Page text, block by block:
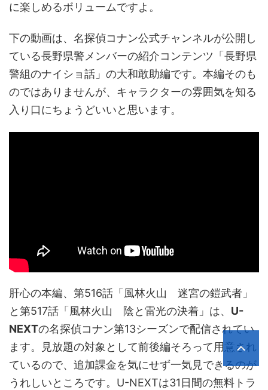
に楽しめるボリュームですよ。
下の動画は、名探偵コナン公式チャンネルが公開し
ている長野県警メンバーの紹介コンテンツ「長野県
警組のナイショ話」の大和敢助編です。本編そのも
のではありませんが、キャラクターの雰囲気を知る
入り口にちょうどいいと思います。
肝心の本編、第516話「風林火山 迷宮の鎧武者」
と第517話「風林火山 陰と雷光の決着」は、 U-
NEXTの名探偵コナン第13シーズンで配信されてい
ます。見放題の対象として前後編そろって用意され
ているので、追加課金を気にせず一気見できるのが
うれしいところです。U-NEXTは31日間の無料トラ